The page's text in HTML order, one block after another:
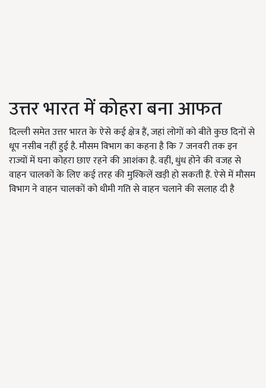
उत्तर भारत में कोहरा बना आफत
दिल्ली समेत उत्तर भारत के ऐसे कई क्षेत्र हैं, जहां लोगों को बीते कुछ दिनों से
धूप नसीब नहीं हुई है. मौसम विभाग का कहना है कि 7 जनवरी तक इन
राज्यों में घना कोहरा छाए रहने की आशंका है. वहीं, धुंध होने की वजह से
वाहन चालकों के लिए कई तरह की मुश्किलें खड़ी हो सकती हैं. ऐसे में मौसम
विभाग ने वाहन चालकों को धीमी गति से वाहन चलाने की सलाह दी है